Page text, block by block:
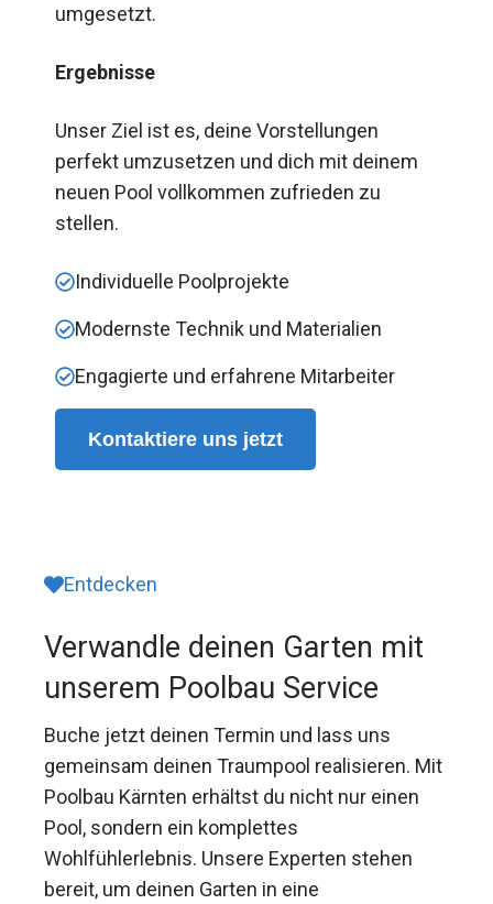
umgesetzt.
Ergebnisse
Unser Ziel ist es, deine Vorstellungen
perfekt umzusetzen und dich mit deinem
neuen Pool vollkommen zufrieden zu
stellen.
Individuelle Poolprojekte
Modernste Technik und Materialien
Engagierte und erfahrene Mitarbeiter
Kontaktiere uns jetzt
Entdecken
Verwandle deinen Garten mit
unserem Poolbau Service
Buche jetzt deinen Termin und lass uns
gemeinsam deinen Traumpool realisieren. Mit
Poolbau Kärnten erhältst du nicht nur einen
Pool, sondern ein komplettes
Wohlfühlerlebnis. Unsere Experten stehen
bereit, um deinen Garten in eine